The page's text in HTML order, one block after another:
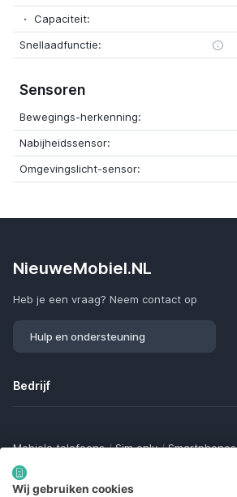
Capaciteit:
Snellaadfunctie:
Sensoren
Bewegings-herkenning:
Nabijheidssensor:
Omgevingslicht-sensor:
NieuweMobiel.NL
Heb je een vraag? Neem contact op
Hulp en ondersteuning
Bedrijf
Mobiele telefoons / Sim only / Smartphones
Smartwatches
Bluetooth trackers / Opladers
Wij gebruiken cookies